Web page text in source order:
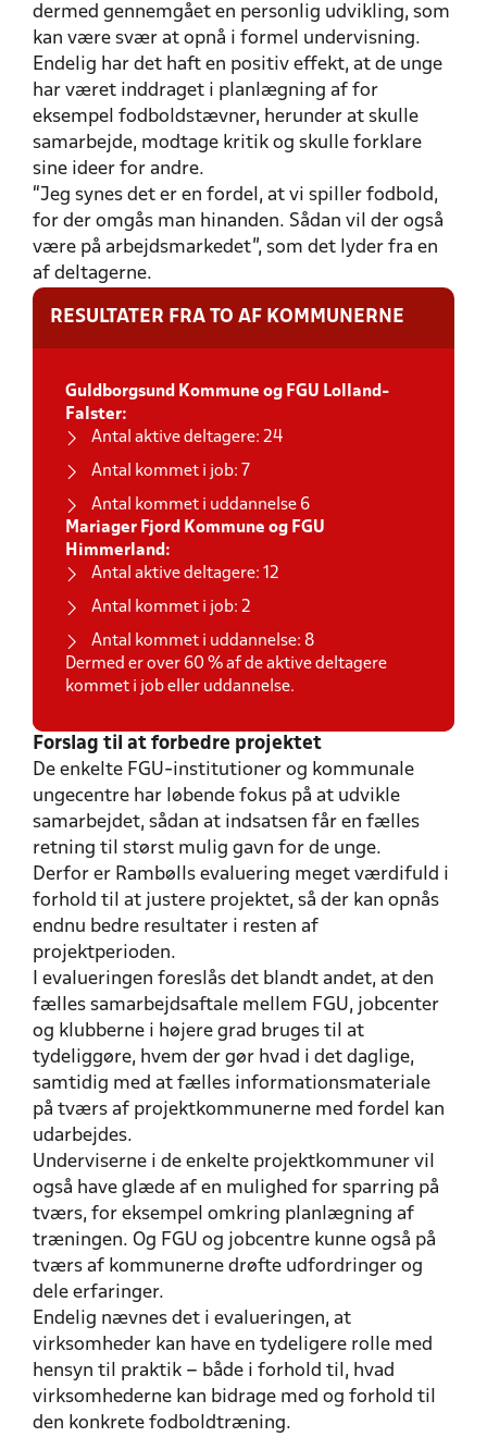
dermed gennemgået en personlig udvikling, som
kan være svær at opnå i formel undervisning.
Endelig har det haft en positiv effekt, at de unge
har været inddraget i planlægning af for
eksempel fodboldstævner, herunder at skulle
samarbejde, modtage kritik og skulle forklare
sine ideer for andre.
“Jeg synes det er en fordel, at vi spiller fodbold,
for der omgås man hinanden. Sådan vil der også
være på arbejdsmarkedet”, som det lyder fra en
af deltagerne.
RESULTATER FRA TO AF KOMMUNERNE
Guldborgsund Kommune og FGU Lolland-
Falster:
Antal aktive deltagere: 24
Antal kommet i job: 7
Antal kommet i uddannelse 6
Mariager Fjord Kommune og FGU
Himmerland:
Antal aktive deltagere: 12
Antal kommet i job: 2
Antal kommet i uddannelse: 8
Dermed er over 60 % af de aktive deltagere
kommet i job eller uddannelse.
Forslag til at forbedre projektet
De enkelte FGU-institutioner og kommunale
ungecentre har løbende fokus på at udvikle
samarbejdet, sådan at indsatsen får en fælles
retning til størst mulig gavn for de unge.
Derfor er Rambølls evaluering meget værdifuld i
forhold til at justere projektet, så der kan opnås
endnu bedre resultater i resten af
projektperioden.
I evalueringen foreslås det blandt andet, at den
fælles samarbejdsaftale mellem FGU, jobcenter
og klubberne i højere grad bruges til at
tydeliggøre, hvem der gør hvad i det daglige,
samtidig med at fælles informationsmateriale
på tværs af projektkommunerne med fordel kan
udarbejdes.
Underviserne i de enkelte projektkommuner vil
også have glæde af en mulighed for sparring på
tværs, for eksempel omkring planlægning af
træningen. Og FGU og jobcentre kunne også på
tværs af kommunerne drøfte udfordringer og
dele erfaringer.
Endelig nævnes det i evalueringen, at
virksomheder kan have en tydeligere rolle med
hensyn til praktik – både i forhold til, hvad
virksomhederne kan bidrage med og forhold til
den konkrete fodboldtræning.